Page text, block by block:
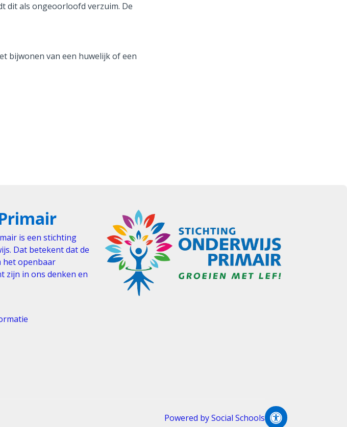
dit als ongeoorloofd verzuim. De
bijwonen van een huwelijk of een
is een stichting
Dat betekent dat de
het openbaar
zijn in ons denken en
Powered bySocial Schools